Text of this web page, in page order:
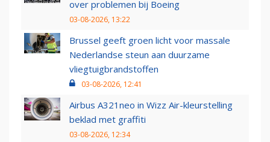
over problemen bij Boeing
03-08-2026, 13:22
Brussel geeft groen licht voor massale
Nederlandse steun aan duurzame
vliegtuigbrandstoffen
03-08-2026, 12:41
Airbus A321neo in Wizz Air-kleurstelling
beklad met graffiti
03-08-2026, 12:34